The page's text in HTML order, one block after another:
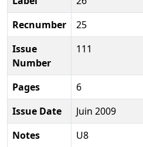
Recnumber
25
Issue
Number
111
Pages
6
Issue Date
Juin 2009
Notes
U8